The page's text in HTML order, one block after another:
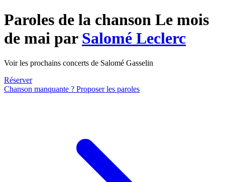
Paroles de la chanson Le mois
de mai par Salomé Leclerc
Voir les prochains concerts de Salomé Gasselin
Réserver
Chanson manquante ? Proposer les paroles